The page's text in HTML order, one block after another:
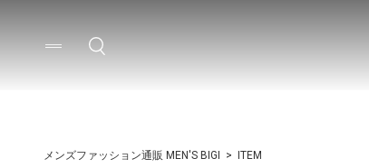
メンズファッション通販 MEN'S BIGI ITEM